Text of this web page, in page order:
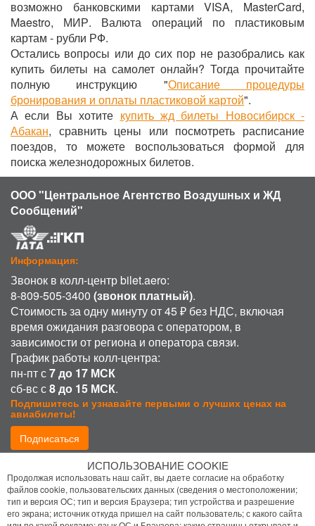
возможно банковскими картами VISA, MasterCard,
Maestro, МИР. Валюта операций по пластиковым
картам - рубли РФ.
Остались вопросы или до сих пор не разобрались как
купить билеты на самолет онлайн? Тогда прочитайте
полную инструкцию "Описание процедуры
бронирования и оплаты пластиковой картой".
А если Вы хотите купить жд билеты Новосибирск -
Абакан, сравнить цены или посмотреть расписание
поездов, то можете воспользоваться формой для
поиска железнодорожных билетов.
ООО "Центральное Агентство Воздушных и ЖД
Сообщений"
Информация:
Звонок в колл-центр bilet.aero:
8-809-505-3400 (звонок платный).
Стоимость за одну минуту от 45 ₽ без НДС, включая
время ожидания разговора с оператором, в
зависимости от региона и оператора связи.
График работы колл-центра:
пн-пт с7 до 17 МСК
сб-вс с8 до 15 МСК.
Подпишитесь и узнавайте первыми о лучших ценах на
авиабилеты!
Подписаться
Присоединиться:
ИСПОЛЬЗОВАНИЕ COOKIE
Продолжая использовать наш сайт, вы даете согласие на обработку
файлов cookie, пользовательских данных (сведения о местоположении;
тип и версия ОС; тип и версия Браузера; тип устройства и разрешение
его экрана; источник откуда пришел на сайт пользователь; с какого сайта